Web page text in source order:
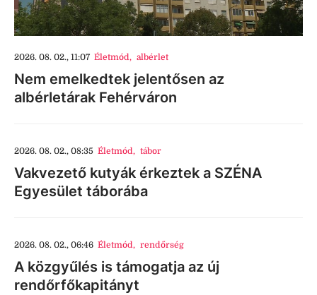
2026. 08. 02., 11:07 Életmód, albérlet
Nem emelkedtek jelentősen az
albérletárak Fehérváron
2026. 08. 02., 08:35 Életmód, tábor
Vakvezető kutyák érkeztek a SZÉNA
Egyesület táborába
2026. 08. 02., 06:46 Életmód, rendőrség
A közgyűlés is támogatja az új
rendőrfőkapitányt